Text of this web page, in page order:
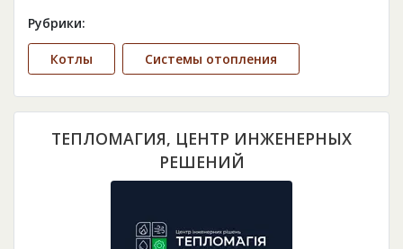
Рубрики:
Котлы Cистемы отопления
ТЕПЛОМАГИЯ, ЦЕНТР ИНЖЕНЕРНЫХ
РЕШЕНИЙ